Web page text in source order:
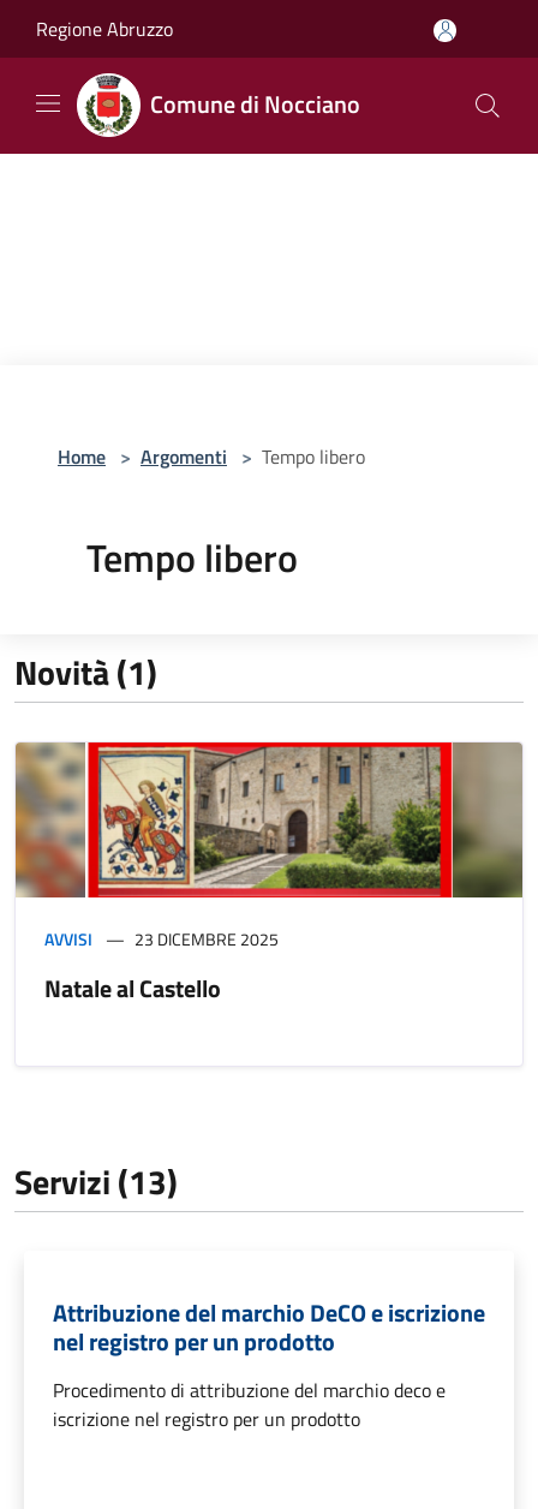
Regione Abruzzo
Comune di Nocciano
Home > Argomenti > Tempo libero
Tempo libero
Novità (1)
AVVISI 23 DICEMBRE 2025
Natale al Castello
Servizi (13)
Attribuzione del marchio DeCO e iscrizione
nel registro per un prodotto
Procedimento di attribuzione del marchio deco e
iscrizione nel registro per un prodotto